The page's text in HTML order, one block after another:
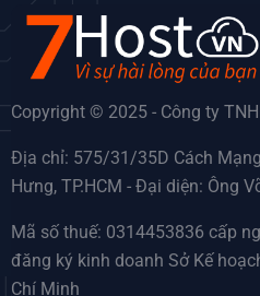
Copyright © 2025 - Công ty
Địa chỉ: 575/31/35D Cách
Hưng, TP.HCM - Đại diện: Ông
Mã số thuế: 0314453836 cấp
đăng ký kinh doanh Sở Kế
Chí Minh